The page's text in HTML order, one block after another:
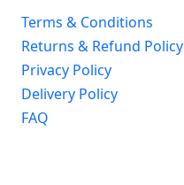
Terms & Conditions
Returns & Refund Policy
Privacy Policy
Delivery Policy
FAQ